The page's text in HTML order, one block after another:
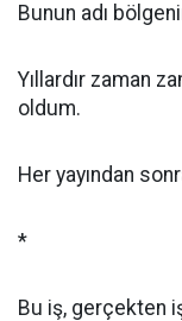
Bunun adı
Yıllardır zaman
oldum.
Her yayından
*
Bu iş, gerçekten